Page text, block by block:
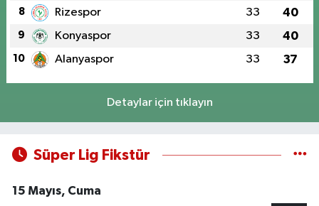
8 Rizespor 33 40
9 Konyaspor 33 40
10 Alanyaspor 33 37
Detaylar için tıklayın
Süper Lig Fikstür
15 Mayıs, Cuma